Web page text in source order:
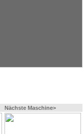
Nächste Maschine>